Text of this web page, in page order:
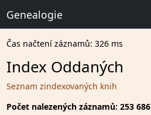
Genealogie
Čas načtení záznamů: 326 ms
Index Oddaných
Seznam zindexovaných knih
Počet nalezených záznamů: 253 686